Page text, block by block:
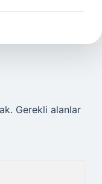
Gerekli alanlar